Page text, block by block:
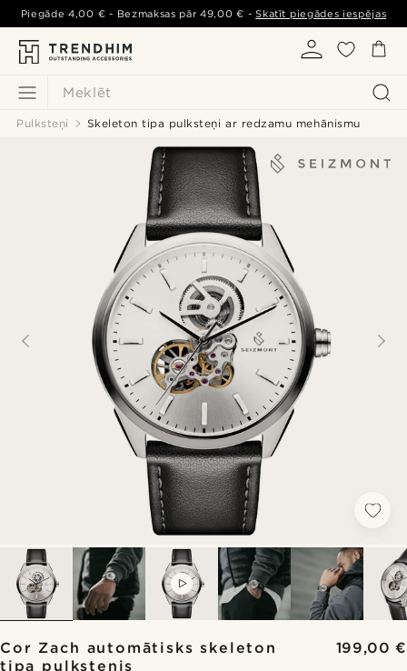
Meklēt
Piegāde4,00 € - Bezmaksas pār49,00 € -Skatīt piegādes iespējas
Pulksteņi Skeleton tipa pulksteņi ar redzamu mehānismu
Cor Zach automātisks skeleton
tipa pulkstenis
199,00 €